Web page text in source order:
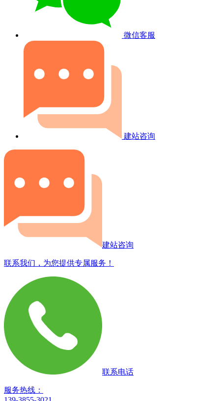
微信客服
建站咨询
建站咨询
联系我们，为您提供专属服务！
联系电话
服务热线：